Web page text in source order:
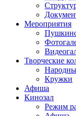
Мероприятия
Творческие
Кружки
Афиша
Кинозал
Режим